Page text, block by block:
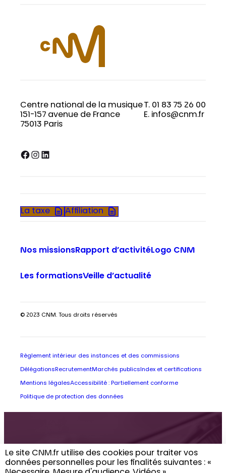
Le site CNM.fr utilise des cookies pour traiter vos
données personnelles pour les finalités suivantes : «
Centre national de la musique
151-157 avenue de France
75013 Paris
T. 01 83 75 26 00
E. infos@cnm.fr
Facebook InstagramLinkedIn
La taxe Affiliation
Nos missionsRapport d’activitéLogo CNM
Les formationsVeille d’actualité
© 2023 CNM. Tous droits réservés
Règlement intérieur des instances et des commissions
Délégations RecrutementMarchés publics Index et certifications
Mentions légalesAccessibilité : Partiellement conforme
Politique de protection des données
Retrouvez toute